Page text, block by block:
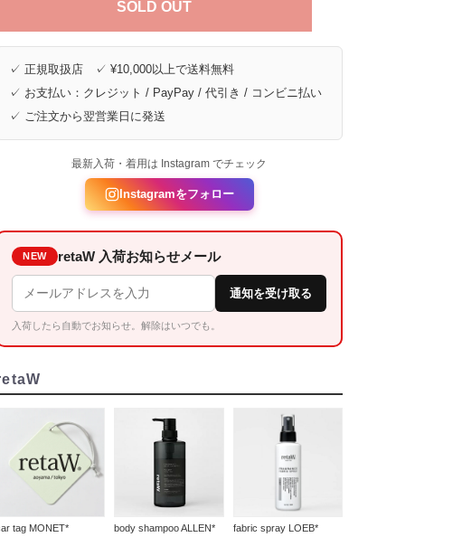
SOLD OUT
✓ 正規取扱店 ✓ ¥10,000以上で送料無料
✓ お支払い：クレジット / PayPay / 代引き / コンビニ払い
✓ ご注文から翌営業日に発送
最新入荷・着用は Instagram でチェック
Instagramをフォロー
NEW retaW 入荷お知らせメール
通知を受け取る
入荷したら自動でお知らせ。解除はいつでも。
tag MONET* body shampoo ALLEN* fabric spray LOEB*